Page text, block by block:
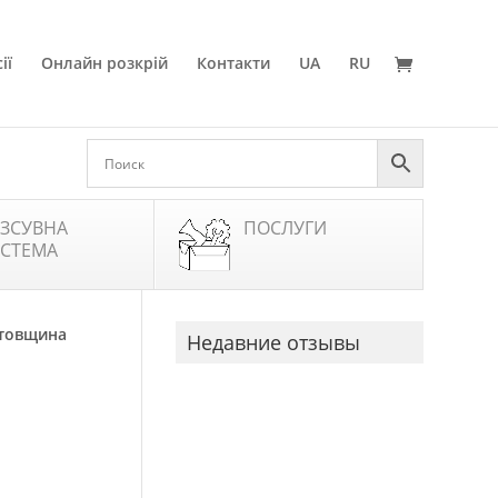
Онлайн розкрій Контакти UA RU
ПОСЛУГИ
Недавние отзывы